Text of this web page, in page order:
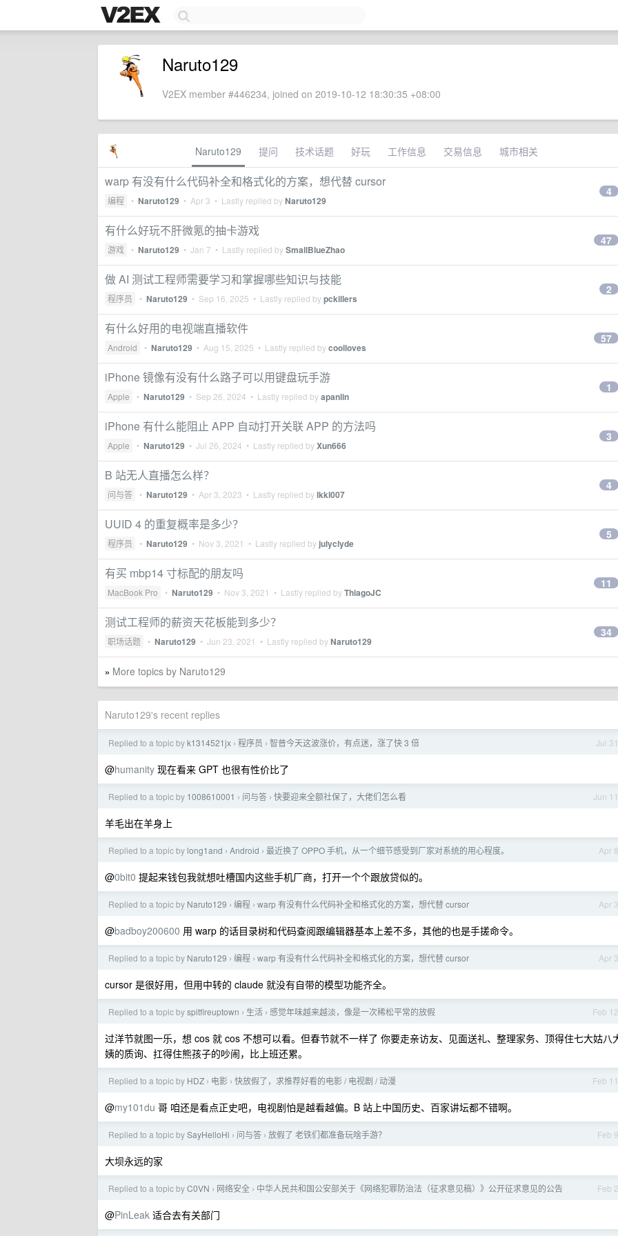
Naruto129
V2EX member #446234, joined on 2019-10-12 18:30:35 +08:00
Naruto129 提问 技术话题 好玩 工作信息 交易信息 城市相关
warp 有没有什么代码补全和格式化的方案，想代替 cursor
编程 • Naruto129 • Apr 3 • Lastly replied byNaruto129
4
有什么好玩不肝微氪的抽卡游戏
游戏 • Naruto129 • Jan 7 • Lastly replied bySmallBlueZhao
47
做 AI 测试工程师需要学习和掌握哪些知识与技能
程序员 • Naruto129 • Sep 16, 2025 • Lastly replied bypckillers
2
有什么好用的电视端直播软件
Android • Naruto129 • Aug 15, 2025 • Lastly replied bycoolloves
57
iPhone 镜像有没有什么路子可以用键盘玩手游
Apple • Naruto129 • Sep 26, 2024 • Lastly replied byapanlin
1
iPhone 有什么能阻止 APP 自动打开关联 APP 的方法吗
Apple • Naruto129 • Jul 26, 2024 • Lastly replied byXun666
3
B 站无人直播怎么样？
问与答 • Naruto129 • Apr 3, 2023 • Lastly replied bylkkl007
4
UUID 4 的重复概率是多少？
程序员 • Naruto129 • Nov 3, 2021 • Lastly replied by julyclyde
5
有买 mbp14 寸标配的朋友吗
MacBook Pro • Naruto129 • Nov 3, 2021 • Lastly replied byThiagoJC
11
测试工程师的薪资天花板能到多少？
职场话题 • Naruto129 • Jun 23, 2021 • Lastly replied byNaruto129
34
» More topics by Naruto129
Naruto129's recent replies
Jul 31
Replied to a topic byk1314521jx › 程序员 › 智普今天这波涨价，有点迷，涨了快 3 倍
@humanity 现在看来 GPT 也很有性价比了
Jun 11
Replied to a topic by 1008610001 › 问与答 › 快要迎来全额社保了，大佬们怎么看
羊毛出在羊身上
Apr 8
Replied to a topic by long1and › Android › 最近换了 OPPO 手机，从一个细节感受到厂家对系统的用心程度。
@0bit0 提起来钱包我就想吐槽国内这些手机厂商，打开一个个跟放贷似的。
Apr 3
Replied to a topic by Naruto129 › 编程 › warp 有没有什么代码补全和格式化的方案，想代替 cursor
@badboy200600 用 warp 的话目录树和代码查阅跟编辑器基本上差不多，其他的也是手搓命令。
Apr 3
Replied to a topic by Naruto129 › 编程 › warp 有没有什么代码补全和格式化的方案，想代替 cursor
cursor 是很好用，但用中转的 claude 就没有自带的模型功能齐全。
Feb 12
Replied to a topic byspitfireuptown › 生活 › 感觉年味越来越淡，像是一次稀松平常的放假
过洋节就图一乐，想 cos 就 cos 不想可以看。但春节就不一样了 你要走亲访友、见面送礼、整理家务、顶得住七大姑八
姨的质询、扛得住熊孩子的吵闹，比上班还累。
Feb 11
Replied to a topic by HDZ › 电影 › 快放假了，求推荐好看的电影 / 电视剧 / 动漫
@my101du 哥 咱还是看点正史吧，电视剧怕是越看越偏。B 站上中国历史、百家讲坛都不错啊。
Feb 9
Replied to a topic bySayHelloHi › 问与答 › 放假了 老铁们都准备玩啥手游？
大坝永远的家
Feb 2
Replied to a topic byC0VN › 网络安全 › 中华人民共和国公安部关于《网络犯罪防治法（征求意见稿）》公开征求意见的公告
@PinLeak 适合去有关部门